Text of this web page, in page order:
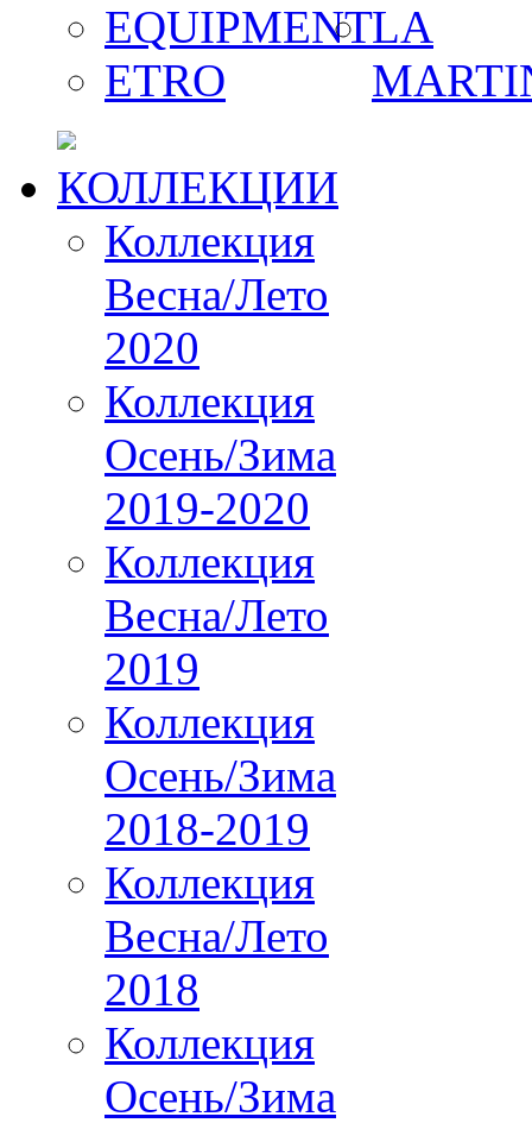
EQUIPMENT
ETRO
LA
КОЛЛЕКЦИИ
Коллекция
Весна/Лето
2020
Коллекция
Осень/Зима
2019-2020
Коллекция
Весна/Лето
2019
Коллекция
Осень/Зима
2018-2019
Коллекция
Весна/Лето
2018
Коллекция
Осень/Зима